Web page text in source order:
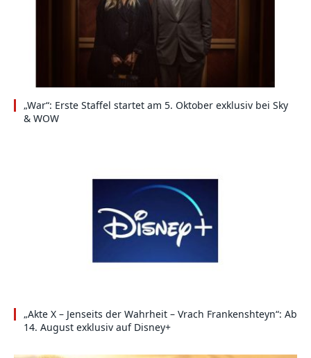
„War“: Erste Staffel startet am 5. Oktober exklusiv bei Sky
& WOW
„Akte X – Jenseits der Wahrheit – Vrach Frankenshteyn“: Ab
14. August exklusiv auf Disney+